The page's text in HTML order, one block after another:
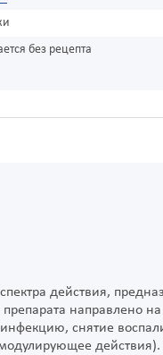
без рецепта
действия,
направлено
снятие